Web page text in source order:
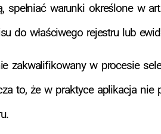
spełniać warunki określone w
do właściwego rejestru lub
zakwalifikowany w procesie
to, że w praktyce aplikacja nie